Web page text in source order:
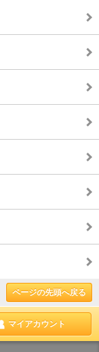
ページの先頭へ戻る
マイアカウント